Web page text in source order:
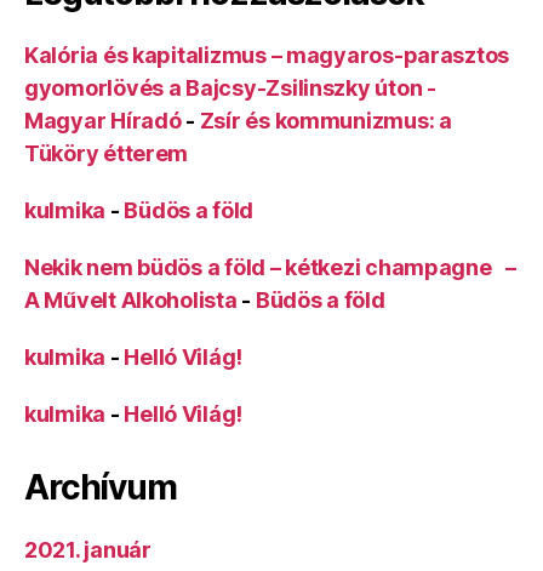
Kalória és kapitalizmus – magyaros-parasztos
gyomorlövés a Bajcsy-Zsilinszky úton -
Magyar Híradó- Zsír és kommunizmus: a
Tüköry étterem
kulmika - Büdös a föld
Nekik nem büdös a föld – kétkezi champagne –
A Művelt Alkoholista - Büdös a föld
kulmika - Helló Világ!
kulmika - Helló Világ!
Archívum
2021. január